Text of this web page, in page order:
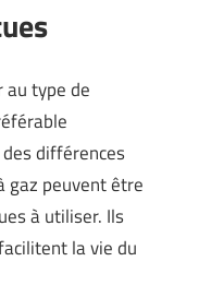
au type de
des différences
gaz peuvent être
à utiliser. Ils
la vie du